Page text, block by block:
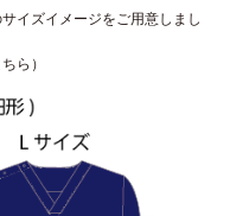
イズイメージをご用意しまし
ら ）